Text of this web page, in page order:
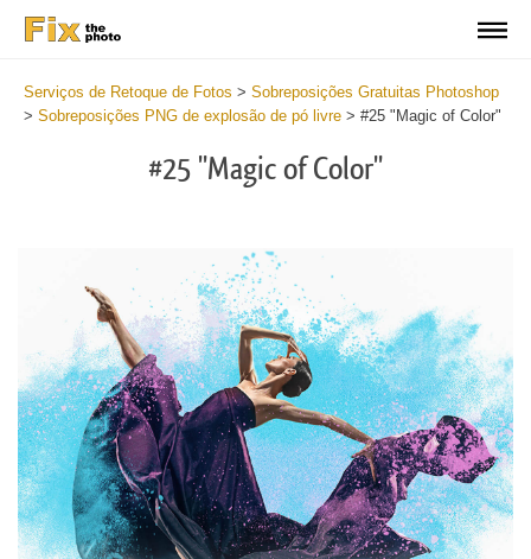
Serviços de Retoque de Fotos > Sobreposições Gratuitas Photoshop
> Sobreposições PNG de explosão de pó livre > #25 "Magic of Color"
#25 "Magic of Color"